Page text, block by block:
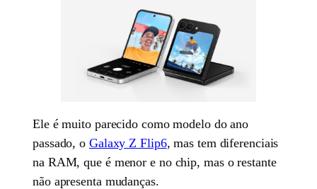
Ele é muito parecido como modelo do ano
passado, o Galaxy Z Flip6, mas tem diferenciais
na RAM, que é menor e no chip, mas o restante
não apresenta mudanças.